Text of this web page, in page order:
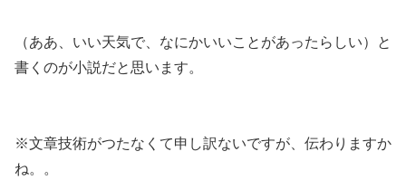
（ああ、いい天気で、なにかいいことがあったらしい）と
書くのが小説だと思います。
※文章技術がつたなくて申し訳ないですが、伝わりますか
ね。。